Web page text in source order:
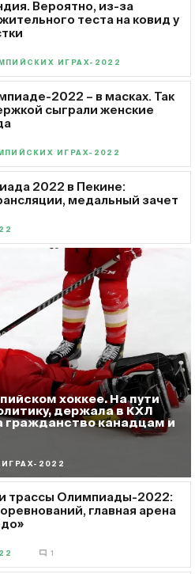
Вероятно, из-за
теста на ковид у
ИГРАХ-2022
2022 – в масках. Так
сыграли женские
ИГРАХ-2022
2022 в Пекине:
медальный зачет
хоккее. На пути
держала в КХЛ
гражданство канадцам и
2022
трассы Олимпиады-2022:
главная арена
1